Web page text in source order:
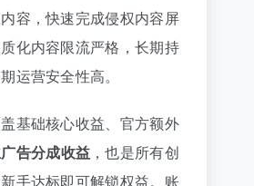
容，快速完成侵权内容屏
化内容限流严格，长期持
运营安全性高。
基础核心收益、官方额外
告分成收益 ，也是所有创
手达标即可解锁权益。账